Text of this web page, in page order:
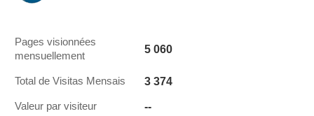
Pages visionnées
mensuellement
5 060
Total de Visitas Mensais 3 374
Valeur par visiteur --